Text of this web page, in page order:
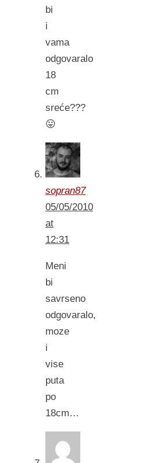
bi
i
vama
odgovaralo
18
cm
sreće???
😛
sopran87
05/05/2010
at
12:31
Meni
bi
savrseno
odgovaralo,
moze
i
vise
puta
po
18cm…